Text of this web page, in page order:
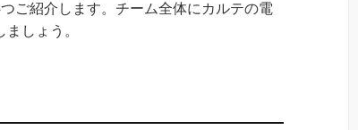
ご紹介します。チーム全体にカルテの電
しょう。